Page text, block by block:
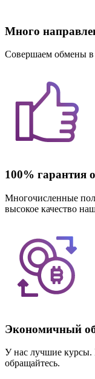
Много
Совершаем обмены
100% гарантия
Многочисленные
высокое качество
Экономичный
У нас лучшие курсы.
обращайтесь.